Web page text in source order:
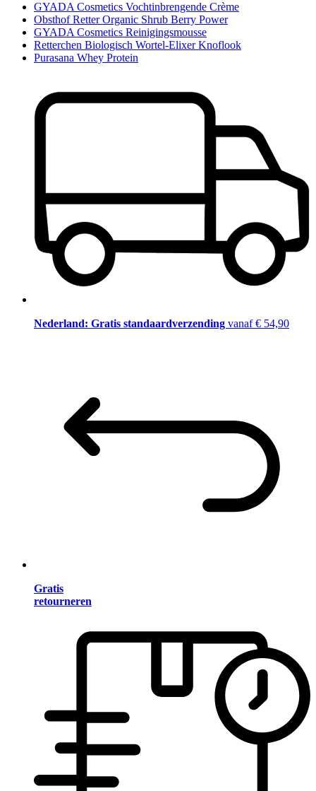
GYADA Cosmetics Vochtinbrengende Crème
Obsthof Retter Organic Shrub Berry Power
GYADA Cosmetics Reinigingsmousse
Retterchen Biologisch Wortel-Elixer Knoflook
Purasana Whey Protein
Nederland: Gratis standaardverzending vanaf € 54,90
Gratis
retourneren